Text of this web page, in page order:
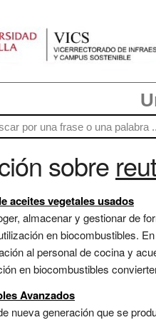
sobre
aceites vegetales usados
almacenar y gestionar de
en biocombustibles.
al personal de cocina y
en biocombustibles
Avanzados
nueva generación que se